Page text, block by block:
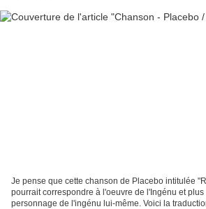
Je pense que cette chanson de Placebo intitulée
pourrait correspondre à l'oeuvre de l'Ingénu et
personnage de l'ingénu lui-même. Voici la